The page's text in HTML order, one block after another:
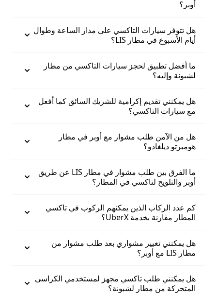
أوبر؟
هل تتوفر سيارات التاكسي على مدار الساعة وطوال
أيام الأسبوع في مطار LIS؟
ما أفضل تطبيق لحجز سيارات التاكسي من مطار
لشبونة وإليه؟
هل يمكنني تقديم إكرامية للشريك السائق كما أفعل
مع سيارات التاكسي؟
هل من الآمن طلب مشوار مع أوبر في مطار
هومبرتو ديلغادو؟
ما الفرق بين طلب مشوار في مطار LIS عن طريق
أوبر والتلويح لتاكسي في المطار؟
كم عدد الركاب الذين يمكنهم الركوب في تاكسي
المطار مقارنة بخدمة UberX؟
هل يمكنني تغيير مشواري بعد طلب مشوار من
مطار LIS مع أوبر؟
هل يمكنني طلب تاكسي مجهز لمستخدمي الكراسي
المتحركة من مطار لشبونة؟